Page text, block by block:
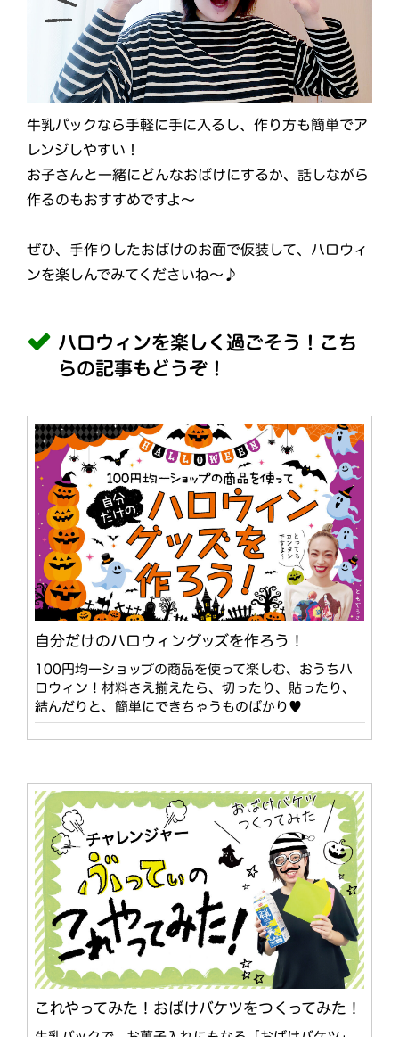
牛乳パックなら手軽に手に入るし、作り方も簡単でア
レンジしやすい！
お子さんと一緒にどんなおばけにするか、話しながら
作るのもおすすめですよ～
ぜひ、手作りしたおばけのお面で仮装して、ハロウィ
ンを楽しんでみてくださいね～♪
ハロウィンを楽しく過ごそう！こち
らの記事もどうぞ！
自分だけのハロウィングッズを作ろう！
100円均一ショップの商品を使って楽しむ、おうちハ
ロウィン！材料さえ揃えたら、切ったり、貼ったり、
結んだりと、簡単にできちゃうものばかり♥
これやってみた！おばけバケツをつくってみた！